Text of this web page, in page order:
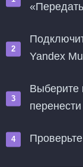
Yandex
Выберите